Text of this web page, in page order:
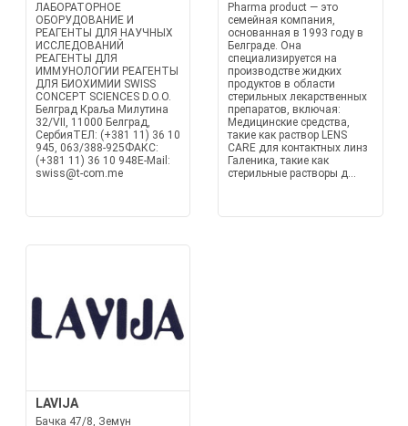
ЛАБОРАТОРНОЕ
ОБОРУДОВАНИЕ И
РЕАГЕНТЫ ДЛЯ НАУЧНЫХ
ИССЛЕДОВАНИЙ
РЕАГЕНТЫ ДЛЯ
ИММУНОЛОГИИ РЕАГЕНТЫ
ДЛЯ БИОХИМИИ SWISS
CONCEPT SCIENCES D.O.O.
Белград Краља Милутина
32/VII, 11000 Белград,
СербияТЕЛ: (+381 11) 36 10
945, 063/388-925ФАКС:
(+381 11) 36 10 948E-Mail:
swiss@t-com.me
Pharma product — это
семейная компания,
основанная в 1993 году в
Белграде. Она
специализируется на
производстве жидких
продуктов в области
стерильных лекарственных
препаратов, включая:
Медицинские средства,
такие как раствор LENS
CARE для контактных линз
Галеника, такие как
стерильные растворы д...
LAVIJA
Бачка 47/8, Земун